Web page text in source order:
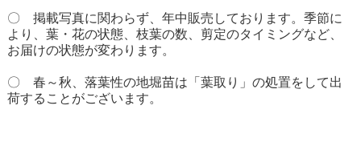
〇 掲載写真に関わらず、年中販売しております。季節に
より、葉・花の状態、枝葉の数、剪定のタイミングなど、
お届けの状態が変わります。
〇 春～秋、落葉性の地堀苗は「葉取り」の処置をして出
荷することがございます。